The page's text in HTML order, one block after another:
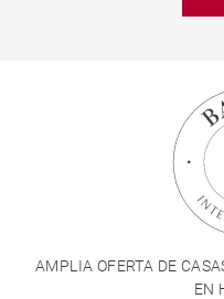
AMPLIA OFERTA DE
EN